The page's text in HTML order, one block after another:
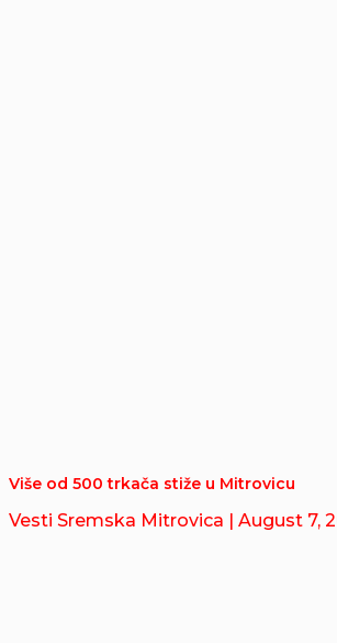
Više od 500 trkača stiže u Mitrovicu
Vesti Sremska Mitrovica | August 7,